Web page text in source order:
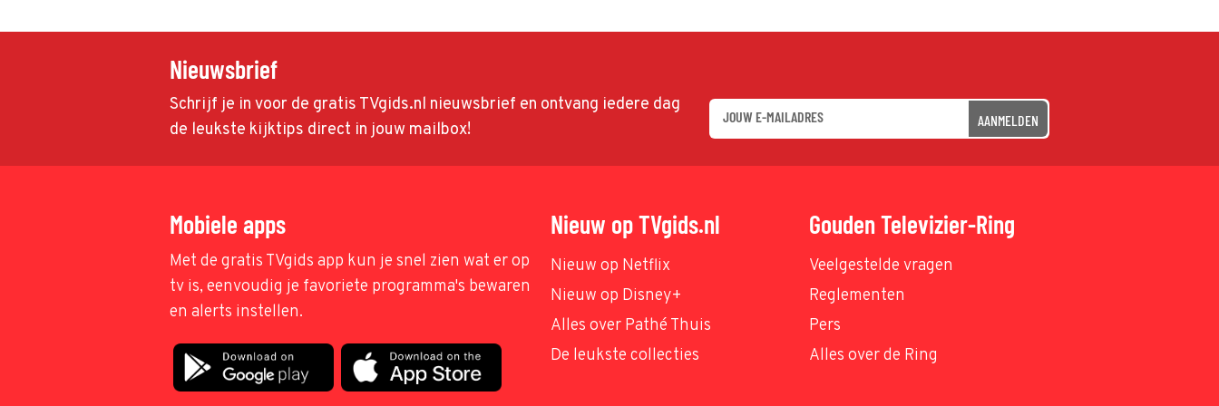
Nieuwsbrief
Schrijf je in voor de gratis TVgids.nl nieuwsbrief en ontvang iedere dag
de leukste kijktips direct in jouw mailbox!
AANMELDEN
Mobiele apps
Met de gratis TVgids app kun je snel zien wat er op
tv is, eenvoudig je favoriete programma's bewaren
en alerts instellen.
Nieuw op TVgids.nl
Nieuw op Netflix
Nieuw op Disney+
Alles over Pathé Thuis
De leukste collecties
Gouden Televizier-Ring
Veelgestelde vragen
Reglementen
Pers
Alles over de Ring